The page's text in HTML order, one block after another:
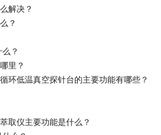
解决？
？
？
里？
环低温真空探针台的主要功能有哪些？
取仪主要功能是什么？